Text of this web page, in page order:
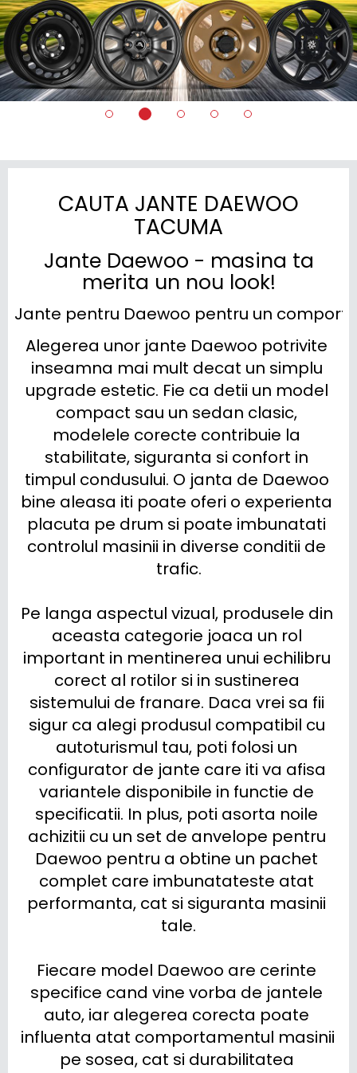
CAUTA JANTE DAEWOO
TACUMA
Jante Daewoo - masina ta
merita un nou look!
Jante pentru Daewoo pentru un
Alegerea unor jante Daewoo potrivite
inseamna mai mult decat un simplu
upgrade estetic. Fie ca detii un model
compact sau un sedan clasic,
modelele corecte contribuie la
stabilitate, siguranta si confort in
timpul condusului. O janta de Daewoo
bine aleasa iti poate oferi o experienta
placuta pe drum si poate imbunatati
controlul masinii in diverse conditii de
trafic.
Pe langa aspectul vizual, produsele din
aceasta categorie joaca un rol
important in mentinerea unui echilibru
corect al rotilor si in sustinerea
sistemului de franare. Daca vrei sa fii
sigur ca alegi produsul compatibil cu
autoturismul tau, poti folosi un
configurator de jante care iti va afisa
variantele disponibile in functie de
specificatii. In plus, poti asorta noile
achizitii cu un set de anvelope pentru
Daewoo pentru a obtine un pachet
complet care imbunatateste atat
performanta, cat si siguranta masinii
tale.
Fiecare model Daewoo are cerinte
specifice cand vine vorba de jantele
auto, iar alegerea corecta poate
influenta atat comportamentul masinii
pe sosea, cat si durabilitatea